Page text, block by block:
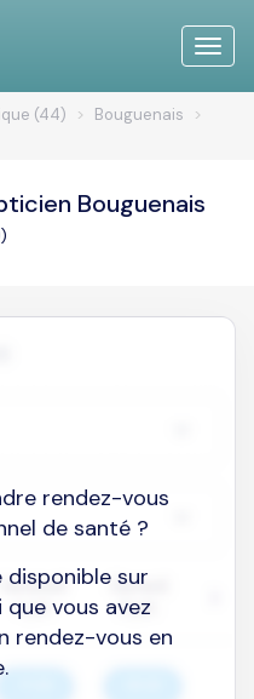
Toggle
(44)
Bouguenais
Bouguenais
rendez-vous
de santé ?
disponible sur
que vous avez
rendez-vous en